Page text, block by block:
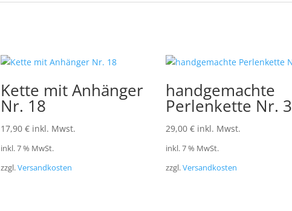
Kette mit Anhänger
Nr. 18
17,90 € inkl. Mwst.
inkl. 7 % MwSt.
zzgl.Versandkosten
handgemachte
Perlenkette Nr. 3
29,00€ inkl. Mwst.
inkl. 7 % MwSt.
zzgl.Versandkosten